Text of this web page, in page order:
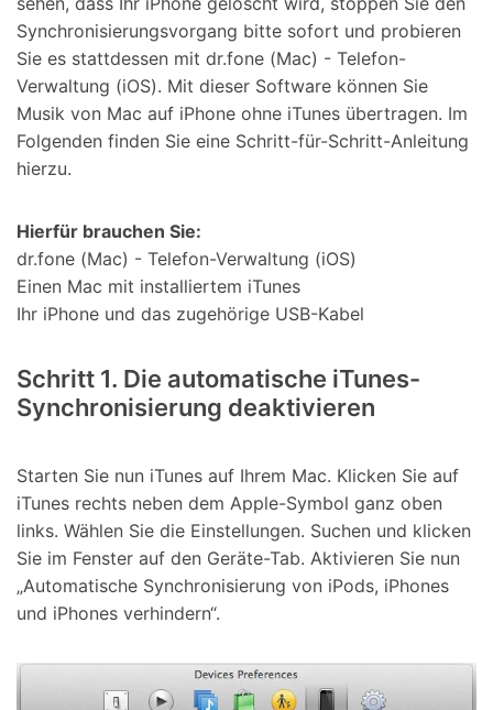
Synchronisierungsvorgang bitte sofort und probieren
Sie es stattdessen mit dr.fone (Mac) - Telefon-
Verwaltung (iOS). Mit dieser Software können Sie
Musik von Mac auf iPhone ohne iTunes übertragen. Im
Folgenden finden Sie eine Schritt-für-Schritt-Anleitung
hierzu.
Hierfür brauchen Sie:
dr.fone (Mac) - Telefon-Verwaltung (iOS)
Einen Mac mit installiertem iTunes
Ihr iPhone und das zugehörige USB-Kabel
Schritt 1. Die automatische iTunes-
Synchronisierung deaktivieren
Starten Sie nun iTunes auf Ihrem Mac. Klicken Sie auf
iTunes rechts neben dem Apple-Symbol ganz oben
links. Wählen Sie die Einstellungen. Suchen und klicken
Sie im Fenster auf den Geräte-Tab. Aktivieren Sie nun
„Automatische Synchronisierung von iPods, iPhones
und iPhones verhindern“.